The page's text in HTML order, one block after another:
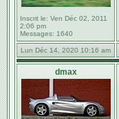
Inscrit le: Ven Déc 02, 2011
2:06 pm
Messages: 1640
Lun Déc 14, 2020 10:16 am
dmax